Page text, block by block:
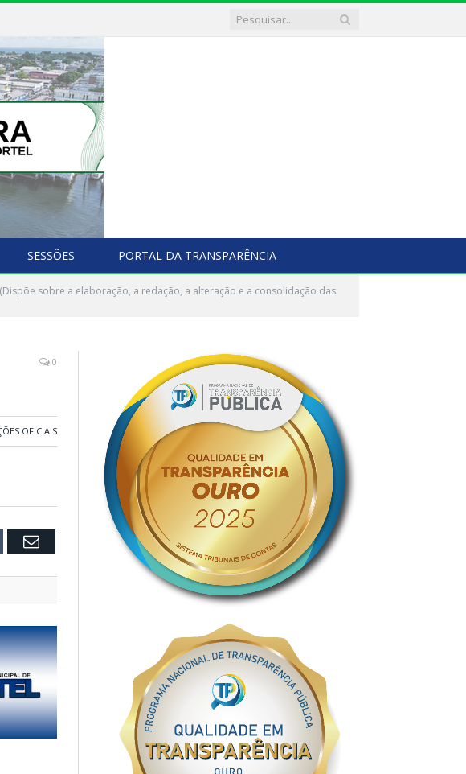
SESSÕES PORTAL DA TRANSPARÊNCIA
(Dispõe sobre a elaboração, a redação, a alteração e a consolidação das
0
OFICIAIS
Email